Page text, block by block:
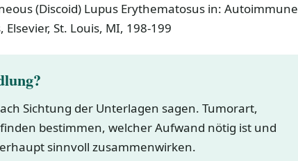
(Discoid) Lupus Erythematosus in: Autoimmune
St. Louis, MI, 198-199
Sichtung der Unterlagen sagen. Tumorart,
bestimmen, welcher Aufwand nötig ist und
sinnvoll zusammenwirken.